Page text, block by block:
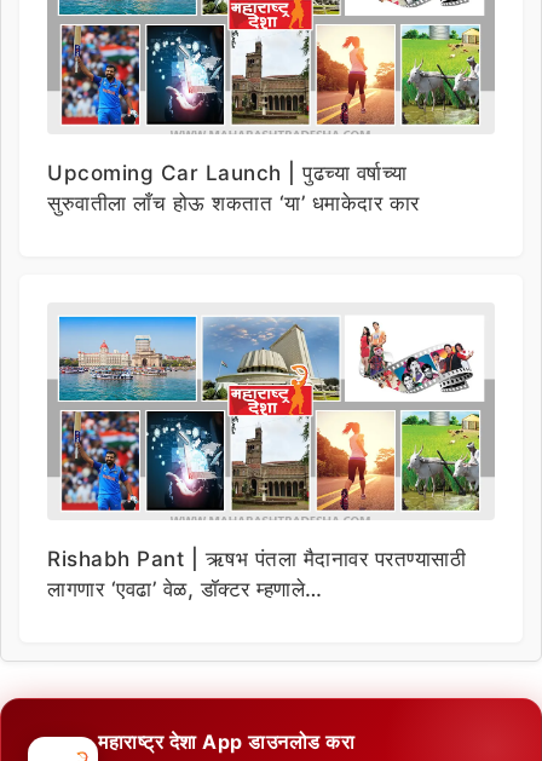
Upcoming Car Launch | पुढच्या वर्षाच्या
सुरुवातीला लाँच होऊ शकतात ‘या’ धमाकेदार कार
Rishabh Pant | ऋषभ पंतला मैदानावर परतण्यासाठी
लागणार ‘एवढा’ वेळ, डॉक्टर म्हणाले…
महाराष्ट्र देशा App डाउनलोड करा